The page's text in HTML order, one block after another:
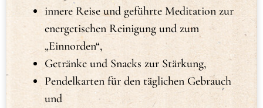
innere Reise und geführte Meditation zur
energetischen Reinigung und zum
„Einnorden“,
Getränke und Snacks zur Stärkung,
Pendelkarten für den täglichen Gebrauch
und